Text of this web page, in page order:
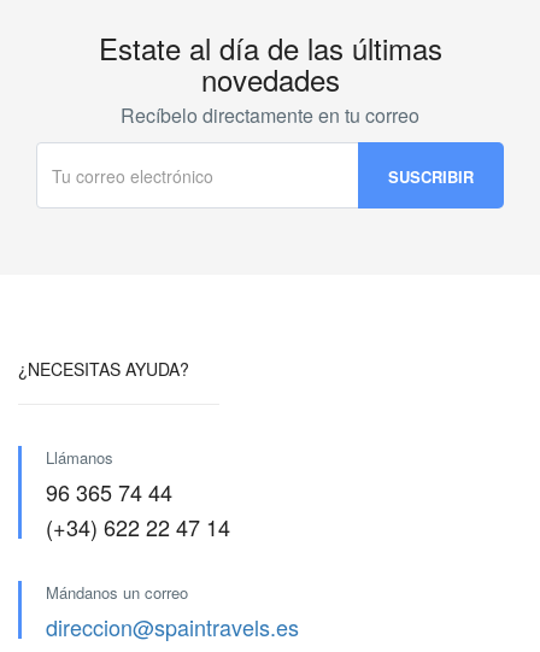
Estate al día de las últimas
novedades
Recíbelo directamente en tu correo
¿NECESITAS AYUDA?
Llámanos
96 365 74 44
(+34) 622 22 47 14
Mándanos un correo
direccion@spaintravels.es